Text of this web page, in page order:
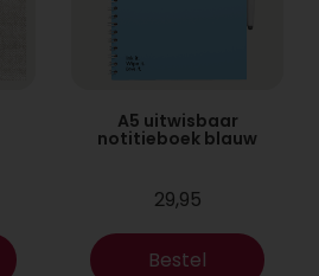
A5 uitwisbaar
notitieboek blauw
29,95
Bestel